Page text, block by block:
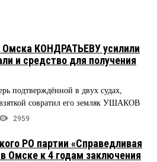
Омска КОНДРАТЬЕВУ усилили
и средство для получения
подтверждённой в двух судах,
совратил его земляк УШАКОВ
2959
РО партии «Справедливая
Омске к 4 годам заключения